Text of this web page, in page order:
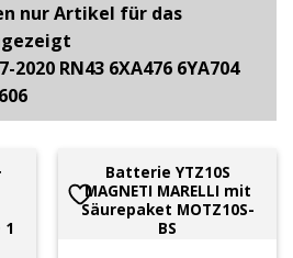
nur Artikel für das
2020 RN43 6XA476 6YA704
1
Batterie YTZ10S
MAGNETI MARELLI mit
Säurepaket MOTZ10S-
BS